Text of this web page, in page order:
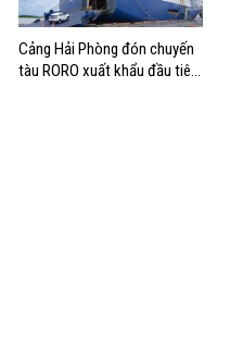
Cảng Hải Phòng đón chuyến
tàu RORO xuất khẩu đầu tiên